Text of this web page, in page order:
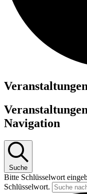
Veranstaltungen
Navigation
Suche
Bitte Schlüsselwort
Schlüsselwort.